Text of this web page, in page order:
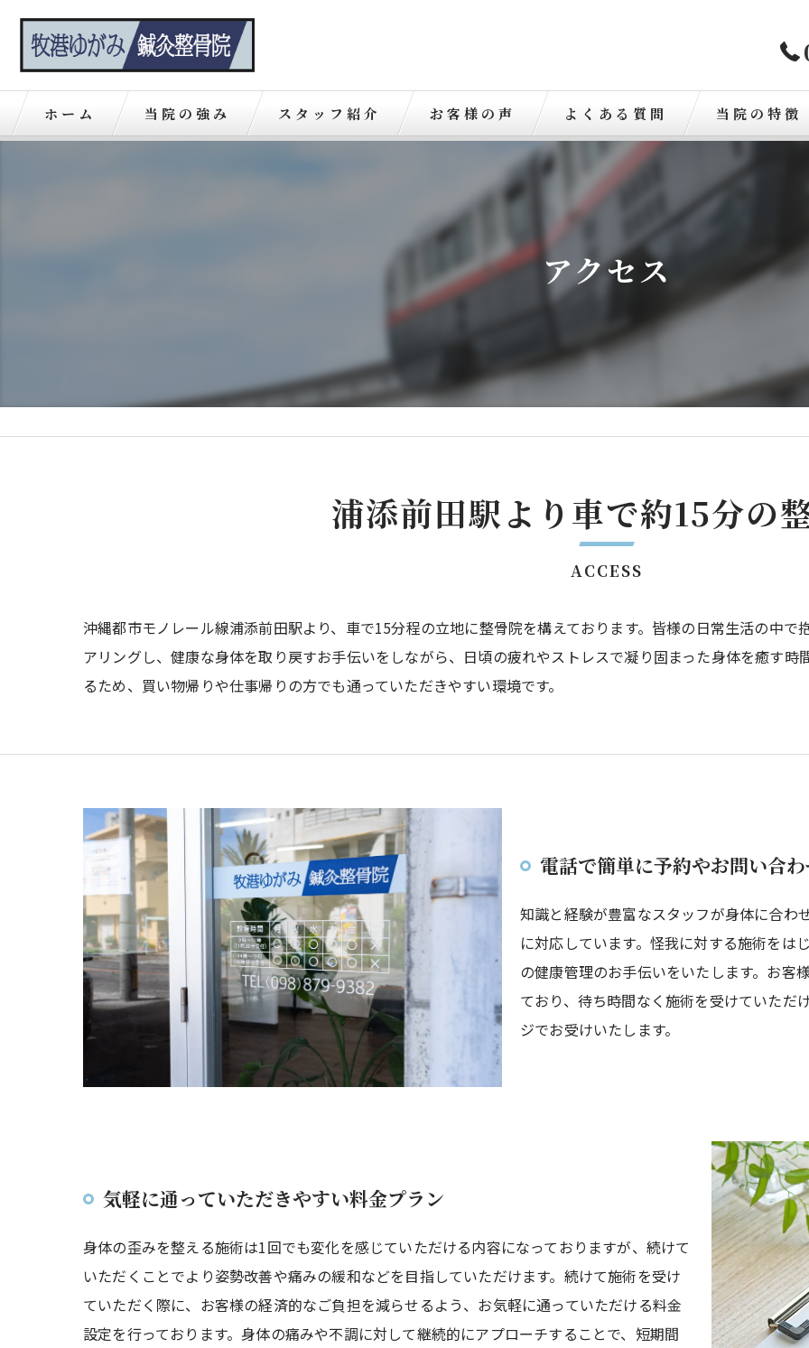
ホーム 当院の強み スタッフ紹介 お客様の声 よくある質問 当院の特徴
歪み
腰痛
アクセス
浦添前田駅より車で約15分の
ACCESS
沖縄都市モノレール線浦添前田駅より、車で15分程の立地に整骨院を構えております。皆様の日常生活の中
アリングし、健康な身体を取り戻すお手伝いをしながら、日頃の疲れやストレスで凝り固まった身体を癒す
るため、買い物帰りや仕事帰りの方でも通っていただきやすい環境です。
電話で簡単に予約やお問い合
知識と経験が豊富なスタッフが身体に合わ
に対応しています。怪我に対する施術をは
の健康管理のお手伝いをいたします。お客
ており、待ち時間なく施術を受けていただ
ジでお受けいたします。
気軽に通っていただきやすい料金プラン
身体の歪みを整える施術は1回でも変化を感じていただける内容になっておりますが、続けて
いただくことでより姿勢改善や痛みの緩和などを目指していただけます。続けて施術を受け
ていただく際に、お客様の経済的なご負担を減らせるよう、お気軽に通っていただける料金
設定を行っております。身体の痛みや不調に対して継続的にアプローチすることで、短期間